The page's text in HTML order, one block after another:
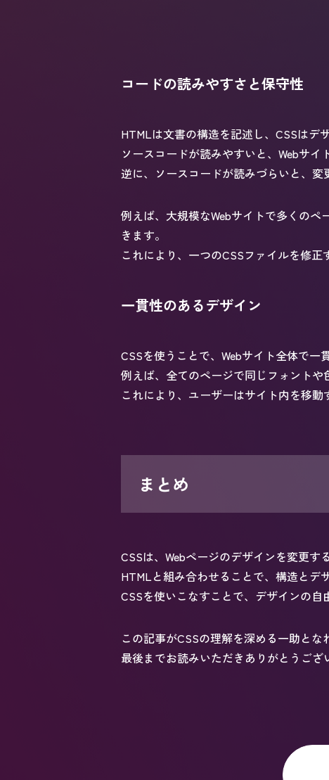
コードの読みやすさと保守性
HTMLは文書の構造を記述し、CSSはデ
ソースコードが読みやすいと、Webサイ
逆に、ソースコードが読みづらいと、変
例えば、大規模なWebサイトで多くの
きます。
これにより、一つのCSSファイルを修
一貫性のあるデザイン
CSSを使うことで、Webサイト全体で一
例えば、全てのページで同じフォントや
これにより、ユーザーはサイト内を移
まとめ
CSSは、Webページのデザインを変更す
HTMLと組み合わせることで、構造とデ
CSSを使いこなすことで、デザインの自
この記事がCSSの理解を深める一助とな
最後までお読みいただきありがとうござ